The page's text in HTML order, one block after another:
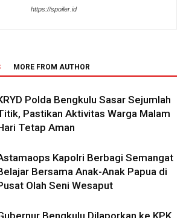
https://spoiler.id
MORE FROM AUTHOR
Polda Bengkulu Sasar Sejumlah
Pastikan Aktivitas Warga Malam
Tetap Aman
Kapolri Berbagi Semangat
Bersama Anak-Anak Papua di
Olah Seni Wesaput
Bengkulu Dilaporkan ke KPK